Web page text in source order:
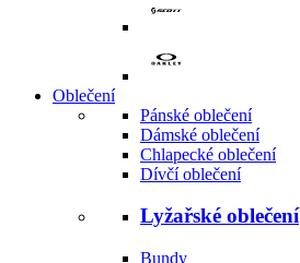
Oblečení
Pánské oblečení
Dámské oblečení
Chlapecké oblečení
Dívčí oblečení
Lyžařské oblečení
Bundy